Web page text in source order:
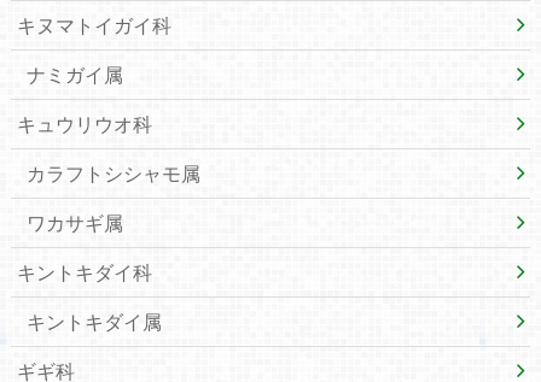
キヌマトイガイ科
ナミガイ属
キュウリウオ科
カラフトシシャモ属
ワカサギ属
キントキダイ科
キントキダイ属
ギギ科